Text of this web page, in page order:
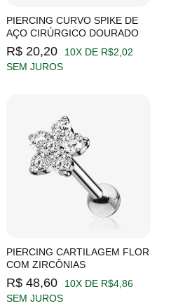
PIERCING CURVO SPIKE DE
AÇO CIRÚRGICO DOURADO
R$ 20,20
10X DE R$2,02
SEM JUROS
PIERCING CARTILAGEM FLOR
COM ZIRCÔNIAS
R$ 48,60
10X DE R$4,86
SEM JUROS